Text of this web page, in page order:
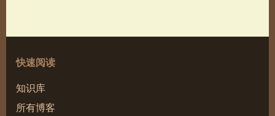
快速阅读
知识库
所有博客